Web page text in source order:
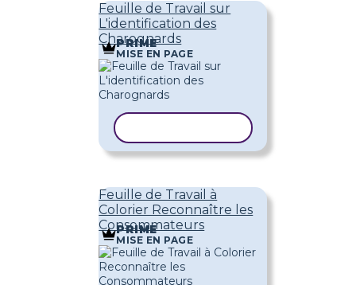
Feuille de Travail sur
L'identification des
Charognards
PRIME
MISE EN PAGE
Feuille de Travail à
Colorier Reconnaître les
Consommateurs
PRIME
MISE EN PAGE